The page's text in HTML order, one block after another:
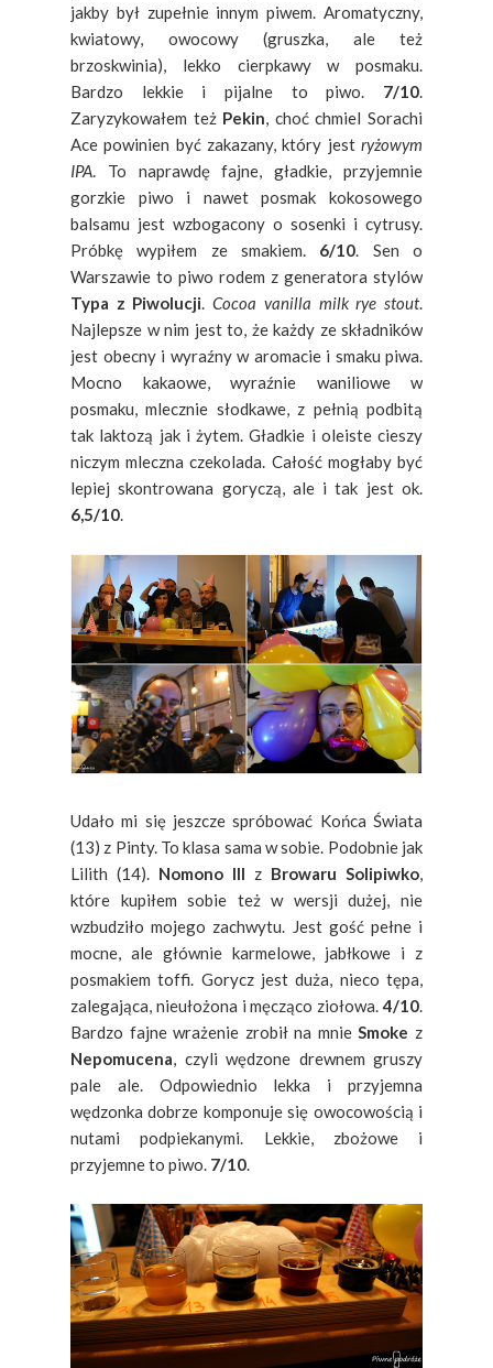
jakby był zupełnie innym piwem. Aromatyczny,
kwiatowy, owocowy (gruszka, ale też
brzoskwinia), lekko cierpkawy w posmaku.
Bardzo lekkie i pijalne to piwo. 7/10.
Zaryzykowałem też Pekin, choć chmiel Sorachi
Ace powinien być zakazany, który jest ryżowym
IPA. To naprawdę fajne, gładkie, przyjemnie
gorzkie piwo i nawet posmak kokosowego
balsamu jest wzbogacony o sosenki i cytrusy.
Próbkę wypiłem ze smakiem. 6/10. Sen o
Warszawie to piwo rodem z generatora stylów
Typa z Piwolucji.Cocoa vanilla milk rye stout.
Najlepsze w nim jest to, że każdy ze składników
jest obecny i wyraźny w aromacie i smaku piwa.
Mocno kakaowe, wyraźnie waniliowe w
posmaku, mlecznie słodkawe, z pełnią podbitą
tak laktozą jak i żytem. Gładkie i oleiste cieszy
niczym mleczna czekolada. Całość mogłaby być
lepiej skontrowana goryczą, ale i tak jest ok.
6,5/10.
Udało mi się jeszcze spróbować Końca Świata
(13) z Pinty. To klasa sama w sobie. Podobnie jak
Lilith (14). Nomono III z Browaru Solipiwko,
które kupiłem sobie też w wersji dużej, nie
wzbudziło mojego zachwytu. Jest gość pełne i
mocne, ale głównie karmelowe, jabłkowe i z
posmakiem toffi. Gorycz jest duża, nieco tępa,
zalegająca, nieułożona i męcząco ziołowa.4/10.
Bardzo fajne wrażenie zrobił na mnieSmoke z
Nepomucena, czyli wędzone drewnem gruszy
pale ale. Odpowiednio lekka i przyjemna
wędzonka dobrze komponuje się owocowością i
nutami podpiekanymi. Lekkie, zbożowe i
przyjemne to piwo. 7/10.